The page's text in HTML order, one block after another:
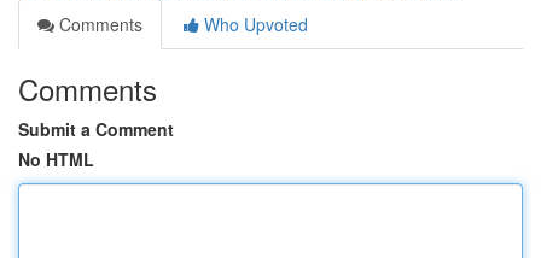
Comments
Who Upvoted
Comments
Submit a Comment
No HTML